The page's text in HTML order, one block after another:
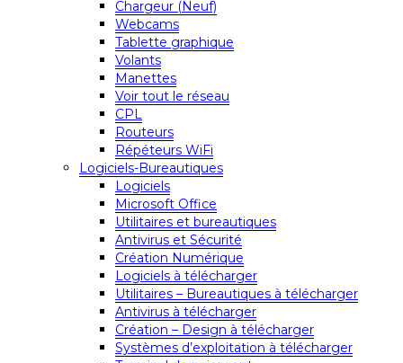
Chargeur (Neuf)
Webcams
Tablette graphique
Volants
Manettes
Voir tout le réseau
CPL
Routeurs
Répéteurs WiFi
Logiciels-Bureautiques
Logiciels
Microsoft Office
Utilitaires et bureautiques
Antivirus et Sécurité
Création Numérique
Logiciels à télécharger
Utilitaires – Bureautiques à télécharger
Antivirus à télécharger
Création – Design à télécharger
Systèmes d’exploitation à télécharger